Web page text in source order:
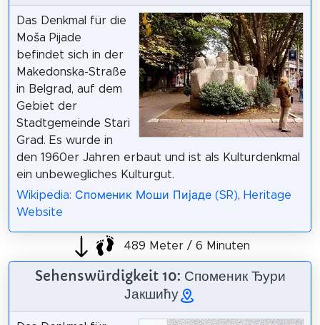
Das Denkmal für die
Moša Pijade
befindet sich in der
Makedonska-Straße
in Belgrad, auf dem
Gebiet der
Stadtgemeinde Stari
Grad. Es wurde in
den 1960er Jahren erbaut und ist als Kulturdenkmal
ein unbewegliches Kulturgut.
Wikipedia: Споменик Моши Пијаде (SR), Heritage
Website
489 Meter / 6 Minuten
Sehenswürdigkeit 10: Споменик Ђури
Јакшићу